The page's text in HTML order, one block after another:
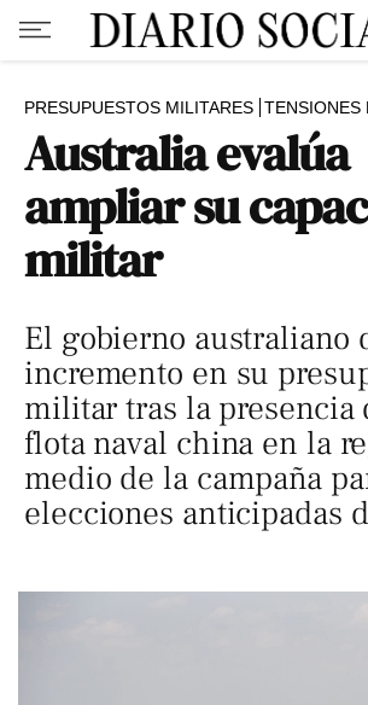
PRESUPUESTOS MILITARES TENSIONES
Australia evalúa
ampliar su
militar
El gobierno australiano
incremento en su
militar tras la presencia
flota naval china en la
medio de la campaña
elecciones anticipadas